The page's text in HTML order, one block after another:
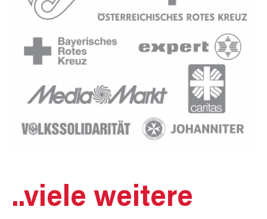
..viele weitere